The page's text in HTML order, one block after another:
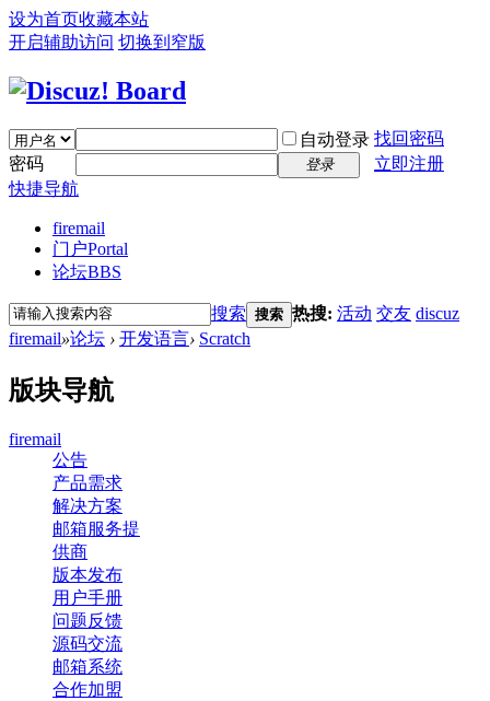
设为首页收藏本站
开启辅助访问 切换到窄版
自动登录 找回密码
密码
登录
立即注册
快捷导航
firemail
门户Portal
论坛BBS
搜索 搜索 热搜: 活动 交友 discuz
firemail»论坛 › 开发语言› Scratch
版块导航
firemail
公告
产品需求
解决方案
邮箱服务提
供商
版本发布
用户手册
问题反馈
源码交流
邮箱系统
合作加盟